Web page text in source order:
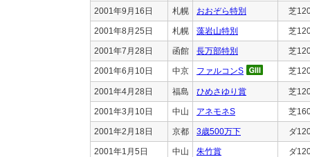
2001年9月16日 札幌 おおぞら特別 芝
2001年8月25日 札幌 藻岩山特別 芝
2001年7月28日 函館 長万部特別 芝
2001年6月10日 中京 ファルコンS 芝
2001年4月28日 福島 ひめさゆり賞 芝
2001年3月10日 中山 アネモネS 芝
2001年2月18日 京都 3歳500万下 ダ
2001年1月5日 中山 朱竹賞 ダ